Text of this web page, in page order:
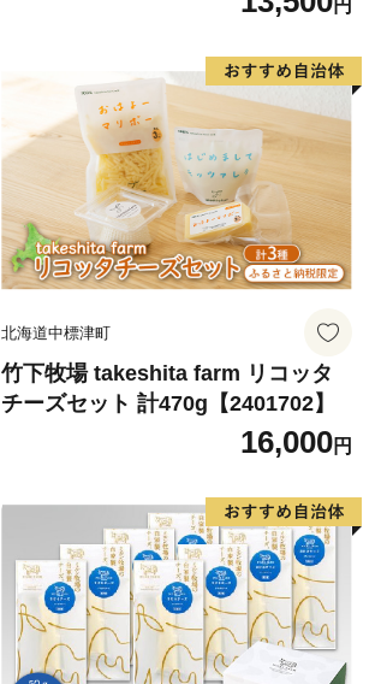
円
北海道中標津町
竹下牧場 takeshita farm リコッタ
チーズセット 計470g【2401702】
16,000円